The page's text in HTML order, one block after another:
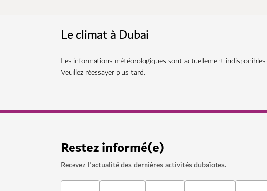
Le climat à Dubai
Les informations météorologiques sont actuellement indisponibles.
Veuillez réessayer plus tard.
Restez informé(e)
Recevez l'actualité des dernières activités dubaïotes.